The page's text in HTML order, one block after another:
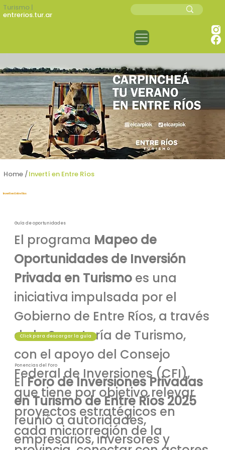
Turismo |
entrerios.tur.ar
Home /Invertí en Entre Ríos
Invertí en Entre Ríos
Ponencias del Foro
ElForo de Inversiones Privadas
en Turismo de Entre Ríos 2025
reunió a autoridades,
empresarios, inversores y
El programa Mapeo de
Oportunidades de Inversión
Privada en Turismo es una
iniciativa impulsada por el
Gobierno de Entre Ríos, a través
de la Secretaría de Turismo,
con el apoyo del Consejo
Federal de Inversiones (CFI),
que tiene por objetivo relevar
proyectos estratégicos en
cada microrregión de la
Guía de oportunidades
Click para descargar la guía